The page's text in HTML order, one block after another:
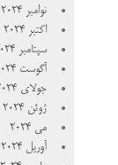
نوامبر 2024
اکتبر 2024
سپتامبر 2024
آگوست 2024
جولای 2024
ژوئن 2024
می 2024
آوریل 2024